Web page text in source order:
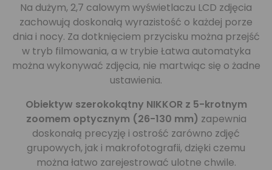
Na dużym, 2,7 calowym wyświetlaczu LCD zdjęcia
zachowują doskonałą wyrazistość o każdej porze
dnia i nocy. Za dotknięciem przycisku można przejść
w tryb filmowania, a w trybie Łatwa automatyka
można wykonywać zdjęcia, nie martwiąc się o żadne
ustawienia.
Obiektyw szerokokątny NIKKOR z 5-krotnym
zoomem optycznym (26-130 mm) zapewnia
doskonałą precyzję i ostrość zarówno zdjęć
grupowych, jak i makrofotografii, dzięki czemu
można łatwo zarejestrować ulotne chwile.